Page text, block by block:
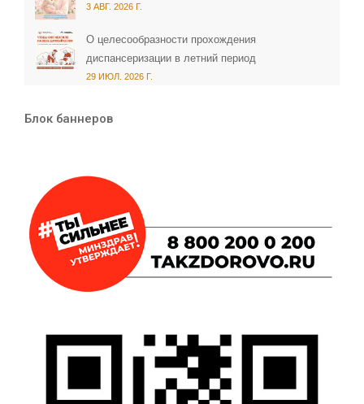
3 АВГ. 2026 Г.
О целесообразности прохождения
диспансеризации в летний период
29 ИЮЛ. 2026 Г.
Блок баннеров